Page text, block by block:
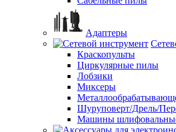
Адаптеры
Краскопульты
Циркулярные пилы
Лобзики
Миксеры
Шуруповерт/Дрель/
Машины